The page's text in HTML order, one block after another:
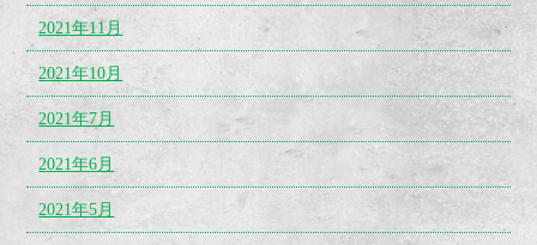
2021年11月
2021年10月
2021年7月
2021年6月
2021年5月